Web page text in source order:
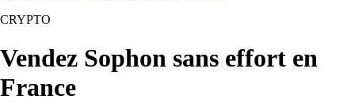
CRYPTO
Vendez Sophon sans effort en
France